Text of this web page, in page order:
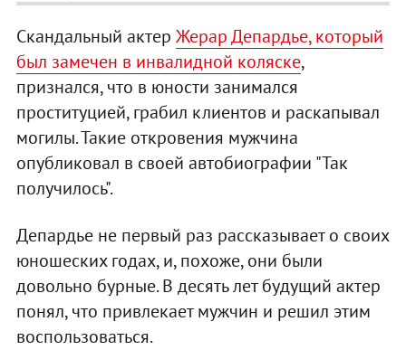
Скандальный актер Жерар Депардье, который
был замечен в инвалидной коляске,
признался, что в юности занимался
проституцией, грабил клиентов и раскапывал
могилы. Такие откровения мужчина
опубликовал в своей автобиографии "Так
получилось".
Депардье не первый раз рассказывает о своих
юношеских годах, и, похоже, они были
довольно бурные. В десять лет будущий актер
понял, что привлекает мужчин и решил этим
воспользоваться.